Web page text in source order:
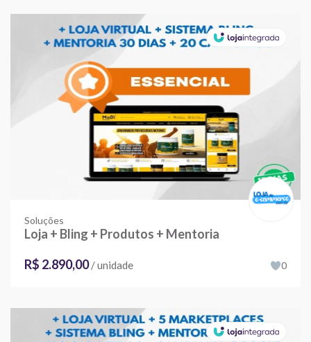
Soluções
Loja + Bling + Produtos + Mentoria
R$ 2.890,00/ unidade 0